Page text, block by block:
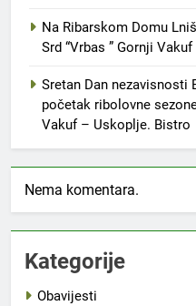
Na Ribarskom Domu
Srd “Vrbas ” Gornji
Sretan Dan nezavisnosti
početak ribolovne
Vakuf – Uskoplje. Bistro
Nema komentara.
Kategorije
Obavijesti